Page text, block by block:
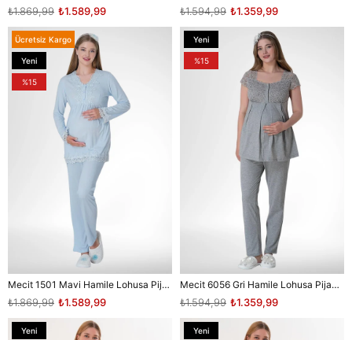
₺1.589,99
₺1.869,99 ₺1.359,99
₺1.594,99
Mecit 1501 Mavi Hamile Lohusa Pijama Takımı
₺1.589,99
₺1.869,99
Ücretsiz Kargo
Yeni
Ürün
%15
Mecit 6056 Gri Hamile Lohusa Pijama Takımı
₺1.359,99
₺1.594,99
Yeni
Ürün
%15
Yeni
Yeni